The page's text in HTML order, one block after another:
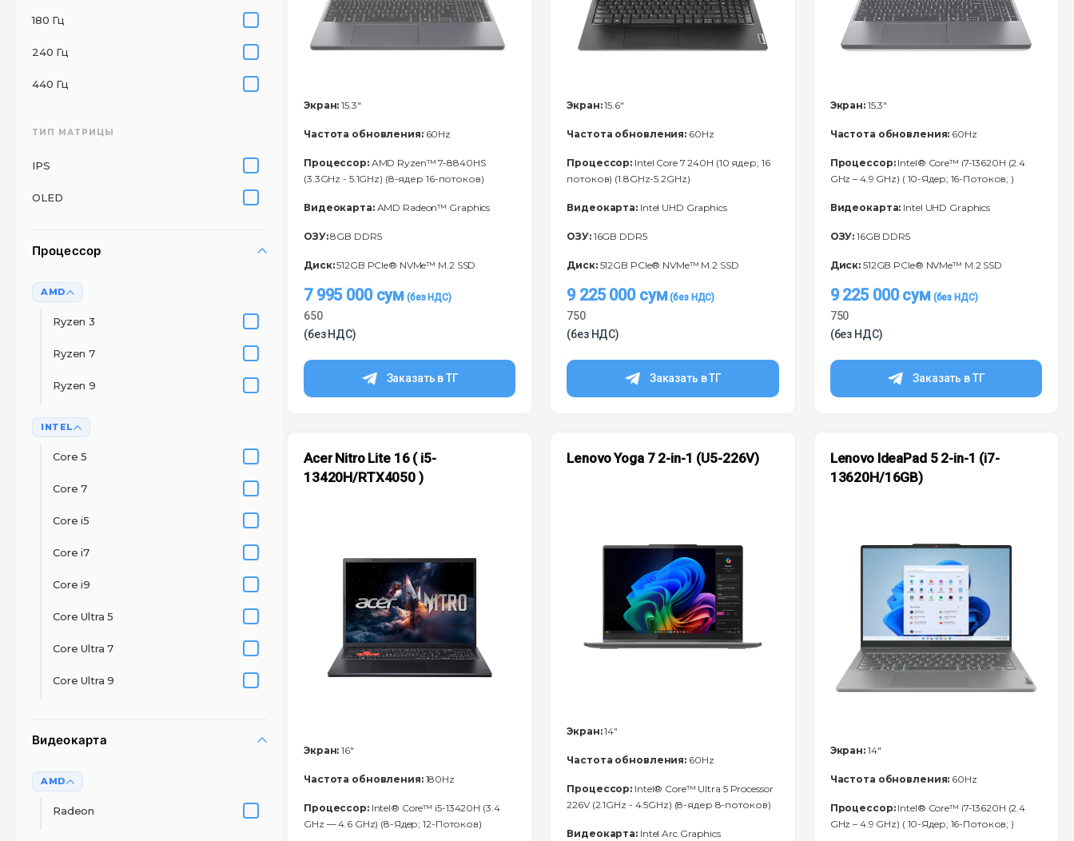
180 Гц
240 Гц
440 Гц
ТИП МАТРИЦЫ
IPS
OLED
Процессор
AMD
Ryzen 3
Ryzen 7
Ryzen 9
INTEL
Core 5
Core 7
Core i5
Core i7
Core i9
Core Ultra 5
Core Ultra 7
Core Ultra 9
Видеокарта
AMD
Radeon
Экран: 15.3"
Частота обновления:60Hz
Процессор:AMD Ryzen™ 7-8840HS
(3.3GHz - 5.1GHz) (8-ядер 16-потоков)
Видеокарта:AMD Radeon™ Graphics
ОЗУ:8GB DDR5
Диск:512GB PCIe® NVMe™ M.2 SSD
7 995 000 сум
650
(без НДС)
Заказать в ТГ
Экран:15.6"
Частота обновления: 60Hz
Процессор: Intel Core 7 240H (10 ядер; 16
потоков) (1.8GHz-5.2GHz)
Видеокарта: Intel UHD Graphics
ОЗУ:16GB DDR5
Диск:512GB PCIe® NVMe™ M.2 SSD
9 225 000 сум
750
(без НДС)
Заказать в ТГ
Экран:15.3"
Частота обновления: 60Hz
Процессор:Intel® Core™ i7-13620H (2.4
GHz – 4.9 GHz) ( 10-Ядeр; 16-Потоков; )
Видеокарта: Intel UHD Graphics
ОЗУ: 16GB DDR5
Диск: 512GB PCIe® NVMe™ M.2 SSD
9 225 000сум
750
(без НДС)
Заказать в ТГ
Acer Nitro Lite 16 ( i5-
13420H/RTX4050 )
Экран: 16"
Частота обновления:180Hz
Процессор:Intel® Core™ i5-13420H (3.4
GHz — 4.6 GHz) (8-Ядeр; 12-Потоков)
Lenovo Yoga 7 2-in-1 (U5-226V)
Экран:14"
Частота обновления: 60Hz
Процессор: Intel® Core™ Ultra 5 Processor
226V (2.1GHz - 4.5GHz) (8-ядер 8-потоков)
Видеокарта: Intel Arc Graphics
Lenovo IdeaPad 5 2-in-1 (i7-
13620H/16GB)
Экран:14"
Частота обновления: 60Hz
Процессор:Intel® Core™ i7-13620H (2.4
GHz – 4.9 GHz) ( 10-Ядeр; 16-Потоков; )